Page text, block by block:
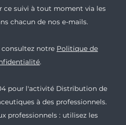
ce suivi à tout moment via les
chacun de nos e-mails.
consultez notre Politique de
.
pour l'activité Distribution de
à des professionnels.
professionnels : utilisez les